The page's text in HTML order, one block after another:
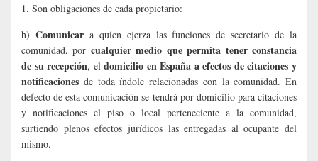
1. Son obligaciones de cada propietario:
h) Comunicara quien ejerza las funciones de secretario de la
comunidad, por cualquier medio que permita tener constancia
de su recepción, eldomicilio en España a efectos de citaciones y
notificaciones de toda índole relacionadas con la comunidad. En
defecto de esta comunicación se tendrá por domicilio para citaciones
y notificaciones el piso o local perteneciente a la comunidad,
surtiendo plenos efectos jurídicos las entregadas al ocupante del
mismo.